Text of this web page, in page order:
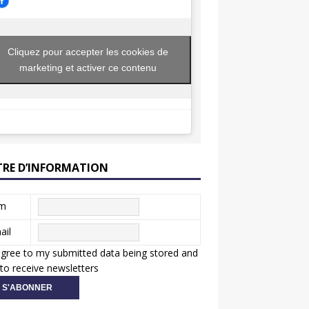
Cliquez pour accepter les cookies de
marketing et activer ce contenu
D’INFORMATION
to my submitted data being stored and
receive newsletters